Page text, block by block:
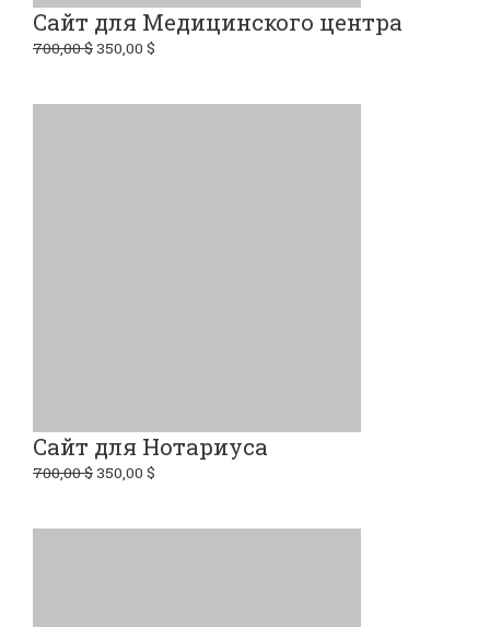
Сайт для Медицинского центра
700,00$ 350,00 $
Сайт для Нотариуса
700,00$ 350,00 $